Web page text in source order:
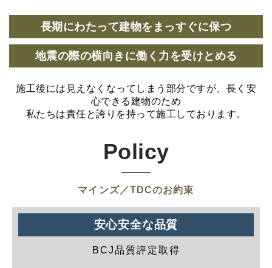
長期にわたって建物をまっすぐに保つ
地震の際の横向きに働く力を受けとめる
施工後には見えなくなってしまう部分ですが、長く安
心できる建物のため
私たちは責任と誇りを持って施工しております。
Policy
マインズ／TDCのお約束
安心安全な品質
BCJ品質評定取得